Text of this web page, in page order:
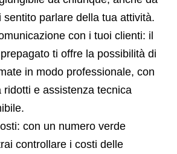
sentito parlare della tua attività.
con i tuoi clienti: il
ti offre la possibilità di
in modo professionale, con
ridotti e assistenza tecnica
con un numero verde
controllare i costi delle